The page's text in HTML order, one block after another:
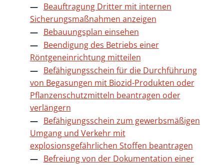
Beauftragung Dritter mit internen
Sicherungsmaßnahmen anzeigen
Bebauungsplan einsehen
Beendigung des Betriebs einer
Röntgeneinrichtung mitteilen
Befähigungsschein für die Durchführung
von Begasungen mit Biozid-Produkten oder
Pflanzenschutzmitteln beantragen oder
verlängern
Befähigungsschein zum gewerbsmäßigen
Umgang und Verkehr mit
explosionsgefährlichen Stoffen beantragen
Befreiung von der Dokumentation einer